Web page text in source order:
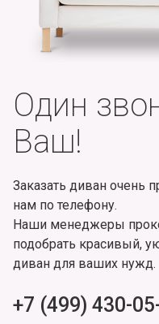
Один
Ваш!
Заказать диван очень
нам по телефону.
Наши менеджеры
подобрать красивый,
диван для ваших нужд.
+7 (499) 430-